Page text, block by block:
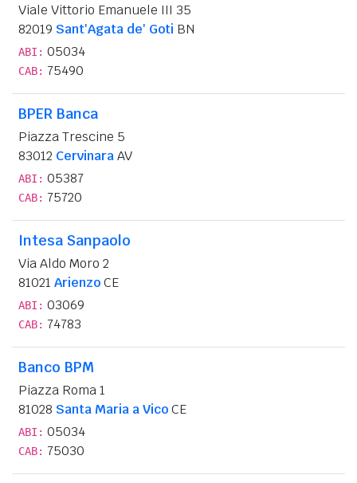
Viale Vittorio Emanuele III 35
82019 Sant'Agata de' Goti BN
ABI: 05034
CAB: 75490
BPER Banca
Piazza Trescine 5
83012 CervinaraAV
ABI: 05387
CAB: 75720
Intesa Sanpaolo
Via Aldo Moro 2
81021 ArienzoCE
ABI: 03069
CAB: 74783
Banco BPM
Piazza Roma 1
81028 Santa Maria a VicoCE
ABI: 05034
CAB: 75030